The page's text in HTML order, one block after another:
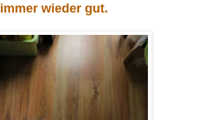
immer wieder gut.